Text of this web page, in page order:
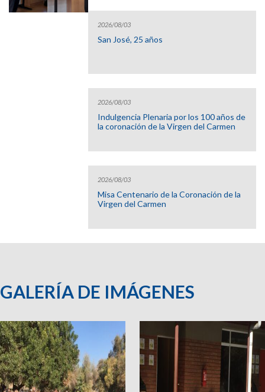
2026/08/03
San José, 25 años
2026/08/03
Indulgencia Plenaria por los 100 años de
la coronación de la Virgen del Carmen
2026/08/03
Misa Centenario de la Coronación de la
Virgen del Carmen
GALERÍA DE IMÁGENES